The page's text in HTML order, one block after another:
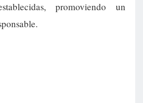
promoviendo un